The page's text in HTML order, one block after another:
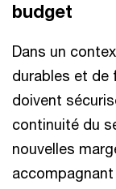
budget
Dans un
durables et de
doivent
continuité du
nouvelles